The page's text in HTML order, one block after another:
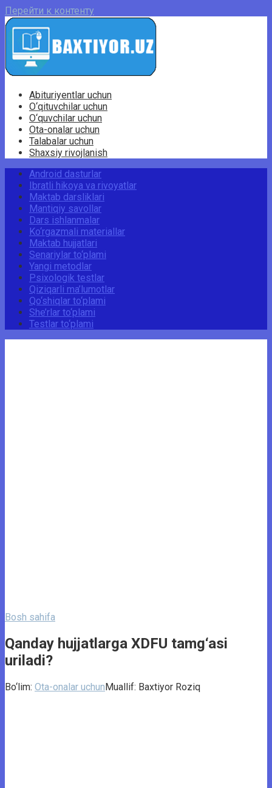
Перейти к контенту
Abituriyentlar uchun
O‘qituvchilar uchun
O‘quvchilar uchun
Ota-onalar uchun
Talabalar uchun
Shaxsiy rivojlanish
Android dasturlar
Ibratli hikoya va rivoyatlar
Maktab darsliklari
Mantiqiy savollar
Dars ishlanmalar
Ko‘rgazmali materiallar
Maktab hujjatlari
Senariylar to‘plami
Yangi metodlar
Psixologik testlar
Qiziqarli ma’lumotlar
Qo‘shiqlar to‘plami
She’rlar to‘plami
Testlar to‘plami
Bosh sahifa
Qanday hujjatlarga XDFU tamg‘asi
uriladi?
Bo‘lim: Ota-onalar uchunMuallif: Baxtiyor Roziq